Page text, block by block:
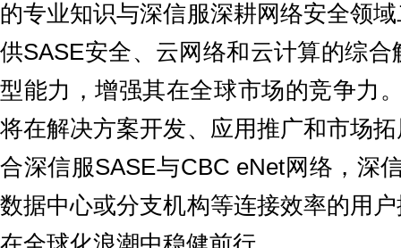
的专业知识与深信服深耕网络安全领
供SASE安全、云网络和云计算的综
型能力，增强其在全球市场的竞争力
将在解决方案开发、应用推广和市场
合深信服SASE与CBC eNet网络，深
数据中心或分支机构等连接效率的用